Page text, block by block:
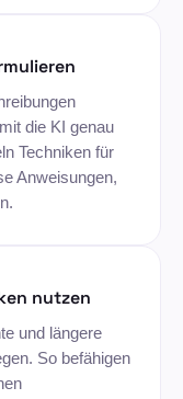
die KI genau
Techniken für
Anweisungen,
nutzen
und längere
So befähigen